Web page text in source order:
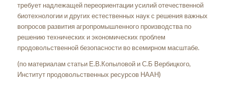
требует надлежащей переориентации усилий отечественной
биотехнологии и других естественных наук с решения важных
вопросов развития агропромышленного производства по
решению технических и экономических проблем
продовольственной безопасности во всемирном масштабе.
(по материалам статьи Е.В.Копыловой и С.Б Вербицкого,
Институт продовольственных ресурсов НААН)